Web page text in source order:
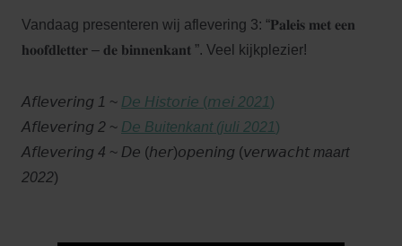
Vandaag presenteren wij aflevering 3: “𝐏𝐚𝐥𝐞𝐢𝐬 𝐦𝐞𝐭 𝐞𝐞𝐧
𝐡𝐨𝐨𝐟𝐝𝐥𝐞𝐭𝐭𝐞𝐫 – 𝐝𝐞 𝐛𝐢𝐧𝐧𝐞𝐧𝐤𝐚𝐧𝐭 ”. Veel kijkplezier!
𝘈𝘧𝘭𝘦𝘷𝘦𝘳𝘪𝘯𝘨 1 ~ 𝘋𝘦 𝘏𝘪𝘴𝘵𝘰𝘳𝘪𝘦 (𝘮𝘦𝘪 2021)
𝘈𝘧𝘭𝘦𝘷𝘦𝘳𝘪𝘯𝘨 2 ~ 𝘋𝘦 Buitenkant (juli 2021)
𝘈𝘧𝘭𝘦𝘷𝘦𝘳𝘪𝘯𝘨 4 ~ 𝘋𝘦 (𝘩𝘦𝘳)𝘰𝘱𝘦𝘯𝘪𝘯𝘨 (𝘷𝘦𝘳𝘸𝘢𝘤𝘩𝘵 maart
2022)